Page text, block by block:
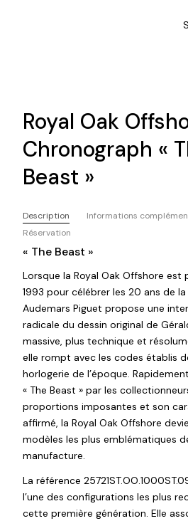
Royal Oak
Chronograph «
Beast »
Description
Informations
Réservation
« The Beast »
Lorsque la Royal Oak Offshore est
1993 pour célébrer les 20 ans de la
Audemars Piguet propose une
radicale du dessin original de
massive, plus technique et
elle rompt avec les codes établis
horlogerie de l’époque.
« The Beast » par les
proportions imposantes et son
affirmé, la Royal Oak Offshore
modèles les plus emblématiques
manufacture.
La référence
l’une des configurations les plus
cette première génération. Elle